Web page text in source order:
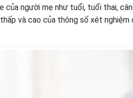
người mẹ như tuổi, tuổi thai,
và cao của thông số xét nghiệm